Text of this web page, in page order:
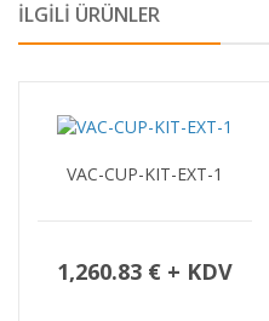
İLGİLİ ÜRÜNLER
VAC-CUP-KIT-EXT-1
1,260.83 € + KDV